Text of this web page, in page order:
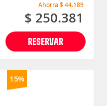
RESERVAR
Ahorra$ 44.189
$ 250.381
15%